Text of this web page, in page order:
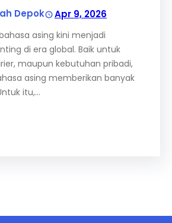
Depok Apr 9, 2026
asing kini menjadi
di era global. Baik untuk
maupun kebutuhan pribadi,
asing memberikan banyak
itu,…